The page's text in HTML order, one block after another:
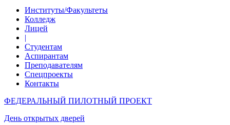
Институты/Факультеты
Колледж
Лицей
|
Студентам
Аспирантам
Преподавателям
Спецпроекты
Контакты
ФЕДЕРАЛЬНЫЙ ПИЛОТНЫЙ ПРОЕКТ
День открытых дверей